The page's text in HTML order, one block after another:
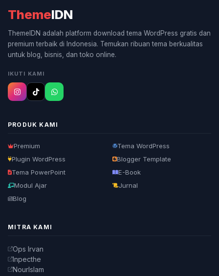
ThemeIDN
ThemeIDN adalah platform download tema WordPress gratis dan
premium terbaik di Indonesia. Temukan ribuan tema berkualitas
untuk blog, bisnis, dan toko online.
IKUTI KAMI
PRODUK KAMI
Premium
Tema WordPress
Plugin WordPress
Blogger Template
Tema PowerPoint
E-Book
Modul Ajar
Jurnal
Blog
MITRA KAMI
Ops Irvan
Inpecthe
NourIslam